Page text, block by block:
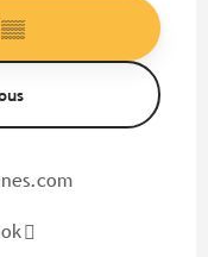
▒▒